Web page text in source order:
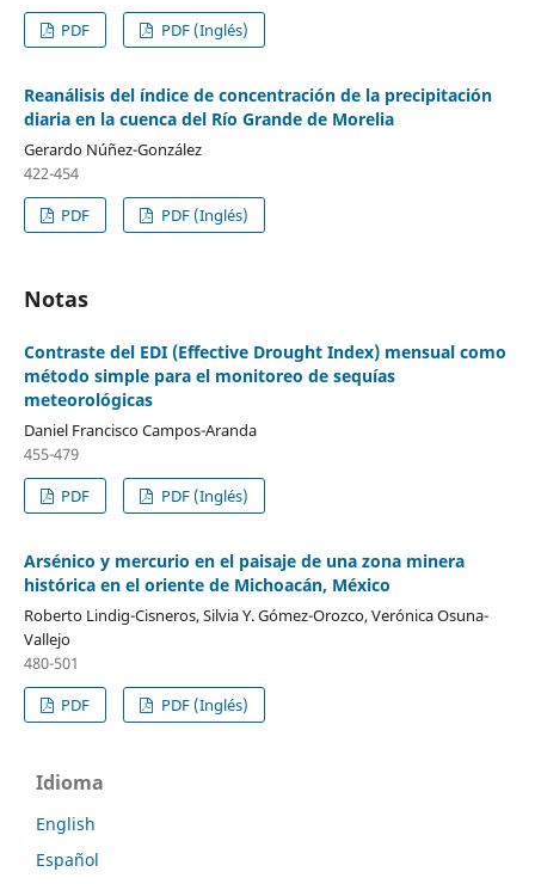
PDF
PDF (Inglés)
Reanálisis del índice de concentración de la precipitación
diaria en la cuenca del Río Grande de Morelia
Gerardo Núñez-González
422-454
PDF
PDF (Inglés)
Notas
Contraste del EDI (Effective Drought Index) mensual como
método simple para el monitoreo de sequías
meteorológicas
Daniel Francisco Campos-Aranda
455-479
PDF
PDF (Inglés)
Arsénico y mercurio en el paisaje de una zona minera
histórica en el oriente de Michoacán, México
Roberto Lindig-Cisneros, Silvia Y. Gómez-Orozco, Verónica Osuna-
Vallejo
480-501
PDF
PDF (Inglés)
Idioma
English
Español